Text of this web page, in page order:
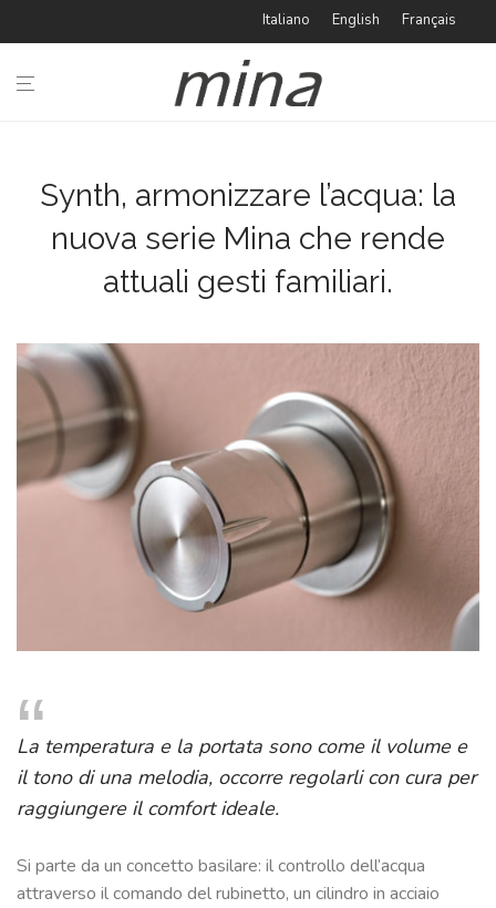
Italiano English Français
Synth, armonizzare l’acqua: la
nuova serie Mina che rende
attuali gesti familiari.
La temperatura e la portata sono come il volume e
il tono di una melodia, occorre regolarli con cura per
raggiungere il comfort ideale.
Si parte da un concetto basilare: il controllo dell’acqua
attraverso il comando del rubinetto, un cilindro in acciaio
CUCINA
TIPOLOGIE
IDEABOOK
CATALOGHI
AZIENDA
#minaINOX
SU
CONTATTI
CERCA